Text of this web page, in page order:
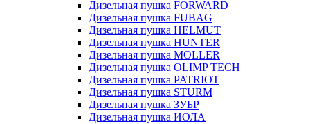
Дизельная пушка FORWARD
Дизельная пушка FUBAG
Дизельная пушка HELMUT
Дизельная пушка HUNTER
Дизельная пушка MOLLER
Дизельная пушка OLIMP TECH
Дизельная пушка PATRIOT
Дизельная пушка STURM
Дизельная пушка ЗУБР
Дизельная пушка ИОЛА